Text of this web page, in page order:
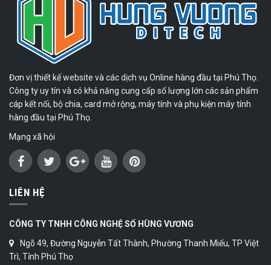
Đơn vị thiết kế website và các dịch vụ Online hàng đầu tại Phú Thọ.
Công ty uy tín và có khả năng cung cấp số lượng lớn các sản phẩm
cáp kết nối, bộ chia, card mở rộng, máy tính và phụ kiện máy tính
hàng đầu tại Phú Thọ.
Mạng xã hội
LIÊN HỆ
CÔNG TY TNHH CÔNG NGHỆ SỐ HÙNG VƯƠNG
Ngõ 49, Đường Nguyễn Tất Thành, Phường Thanh Miếu, TP Việt
Trì, Tỉnh Phú Thọ